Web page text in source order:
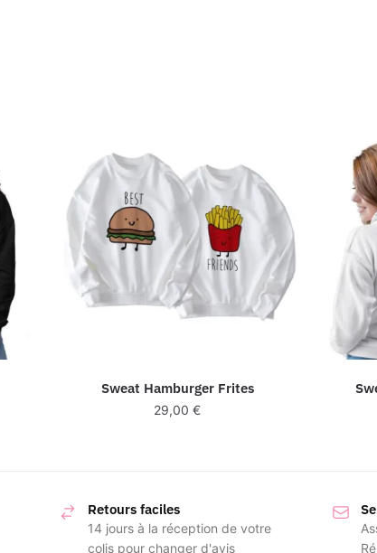
Sweat Hamburger Frites
29,00€
Retours faciles
14 jours à la réception de votre
colis pour changer d'avis